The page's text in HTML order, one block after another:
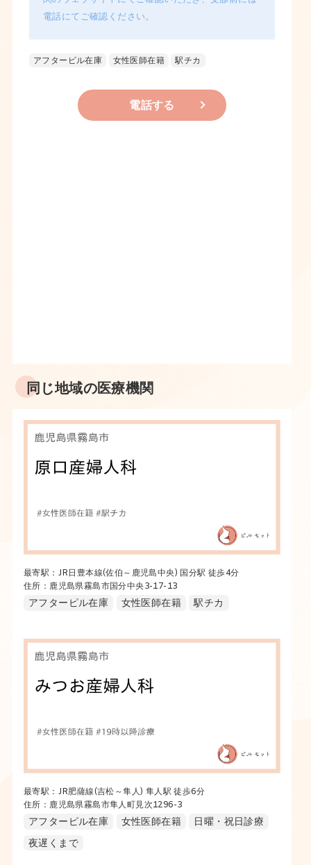
電話にてご確認ください。
アフターピル在庫 女性医師在籍 駅チカ
電話する
同じ地域の医療機関
最寄駅：JR日豊本線(佐伯～鹿児島中央) 国分駅 徒歩4分
住所：鹿児島県霧島市国分中央3-17-13
アフターピル在庫 女性医師在籍 駅チカ
最寄駅：JR肥薩線(吉松～隼人) 隼人駅 徒歩6分
住所：鹿児島県霧島市隼人町見次1296-3
アフターピル在庫 女性医師在籍
日曜・祝日診療
夜遅くまで